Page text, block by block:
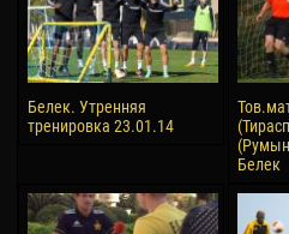
Белек. Утренняя
тренировка 23.01.14
Белек